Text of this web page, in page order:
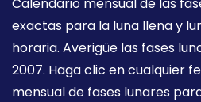
exactas para la luna llena y
horaria. Averigüe las fases
2007. Haga clic en cualquier
mensual de fases lunares